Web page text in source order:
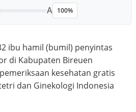
A 100%
ibu hamil (bumil) penyintas
di Kabupaten Bireuen
kesehatan gratis
dan Ginekologi Indonesia